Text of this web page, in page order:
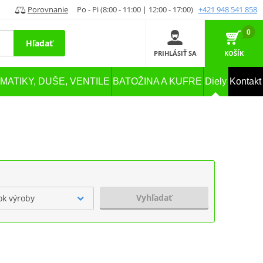
Porovnanie Po - Pi (8:00 - 11:00 | 12:00 - 17:00) +421 948 541 858
Hľadať
PRIHLÁSIŤ SA
0
KOŠÍK
DUŠE, VENTILE BATOŽINA A KUFRE Diely Kontakt
výroby Vyhľadať